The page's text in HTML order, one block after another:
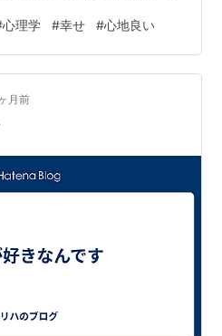
ズム”に合わせようとするほ
な」 「もっと頑張るべきなの
しまうことはありませんか？
った生活とはどういうものな
幸せの感じやすさにつながる
心理学 #幸せ #心地良い
月前